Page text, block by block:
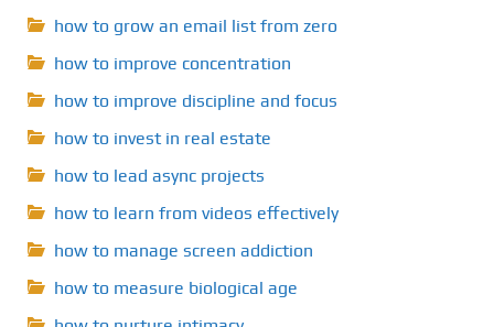
how to grow an email list from zero
how to improve concentration
how to improve discipline and focus
how to invest in real estate
how to lead async projects
how to learn from videos effectively
how to manage screen addiction
how to measure biological age